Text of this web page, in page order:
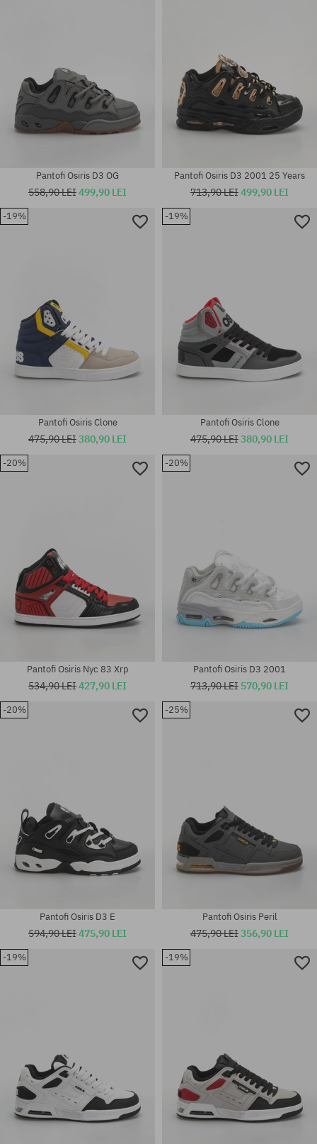
Pantofi Osiris D3 OG
558,90 LEI499,90 LEI
Mărimi existente:
Pantofi Osiris D3 2001 25 Years
713,90 LEI499,90 LEI
-19%
Pantofi Osiris Clone
475,90 LEI380,90 LEI
-19%
Pantofi Osiris Clone
475,90 LEI380,90 LEI
-20%
Pantofi Osiris Nyc 83 Xrp
534,90 LEI427,90 LEI
-20%
Mărimi existente:
Pantofi Osiris D3 2001
713,90 LEI 570,90 LEI
-20%
Pantofi Osiris D3 E
594,90 LEI475,90 LEI
-25%
Pantofi Osiris Peril
475,90 LEI356,90 LEI
-19% -19%